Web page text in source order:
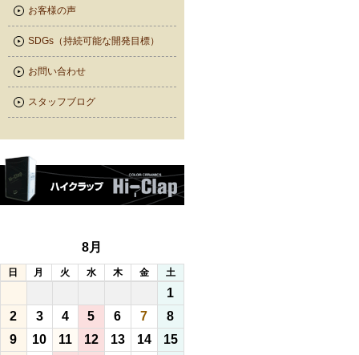
お客様の声
SDGs（持続可能な開発目標）
お問い合わせ
スタッフブログ
8月
日 月 火 水 木 金 土
1
2
3 4 5 6 7
8
9
10 11 12 13 14
15